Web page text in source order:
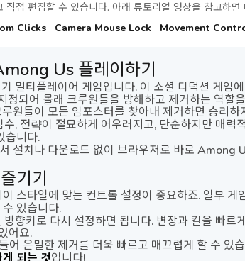
접 편집할 수 있습니다. 아래 튜토리얼 영상을 참고하
Clicks Camera Mouse Lock Movement
Us 플레이하기
멀티플레이어 게임입니다. 이 소셜 디덕션 게임
정되어 몰래 크루원들을 방해하고 제거하는 역할
원들이 모든 임포스터를 찾아내 제거하면 승리
, 전략이 절묘하게 어우러지고, 단순하지만 매력
습니다.
설치나 다운로드 없이 브라우저로 바로 Among
기기
스타일에 맞는 컨트롤 설정이 중요하죠. 일부
있습니다.
향키로 다시 설정하면 됩니다. 변장과 킬을 빠르
어요.
어 은밀한 제거를 더욱 빠르고 매끄럽게 할 수
되는 것입니다!